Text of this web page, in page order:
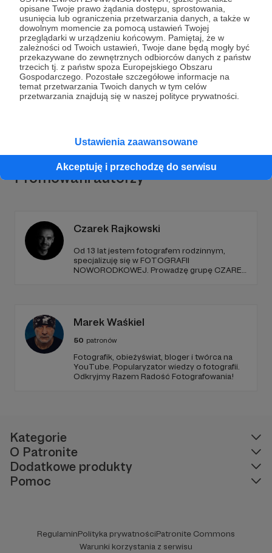
opisane Twoje prawo żądania dostępu, sprostowania,
usunięcia lub ograniczenia przetwarzania danych, a także w
dowolnym momencie za pomocą ustawień Twojej
przeglądarki w urządzeniu końcowym. Pamiętaj, że w
zależności od Twoich ustawień, Twoje dane będą mogły być
przekazywane do zewnętrznych odbiorców danych z państw
trzecich tj. z państw spoza Europejskiego Obszaru
Gospodarczego. Pozostałe szczegółowe informacje na
temat przetwarzania Twoich danych w tym celów
przetwarzania znajdują się w naszej polityce prywatności.
Ustawienia zaawansowane
Akceptuję i przechodzę do serwisu
Dołącz do grona Patronów!
Wesprzyj działalność AutoraFotoAlchemiajuż teraz!
Promowani autorzy
Czarek Rajkowski
Od 13 lat jestem fotografem rodzinnym,
specjalizuję się w FOTOGRAFII
NOWORODKOWEJ. Prowadzę grupę CZAREK
zaangażowana.
Marek Waśkiel
50 patronów
Fotografik, obieżyświat, bloger i twórca na
YouTube. Popularyzator wiedzy o fotografii.
Odkryjmy Razem Radość Fotografowania!
Kategorie
O Patronite
Dodatkowe produkty
Pomoc
RegulaminPolityka prywatnościPatronite Commons
Warunki korzystania z serwisu